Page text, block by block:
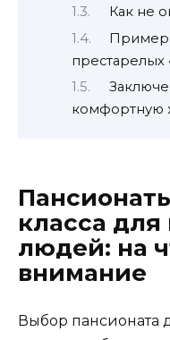
Как не
Пример
престарелых
комфортную
класса
людей: на
внимание
Выбор пансионата